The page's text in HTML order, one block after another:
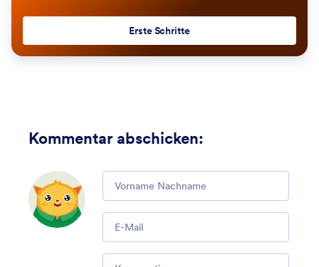
Erste Schritte
Kommentar abschicken: